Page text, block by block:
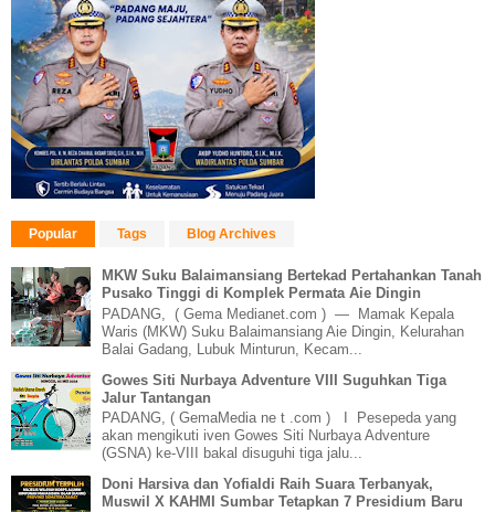
Popular Tags Blog Archives
MKW Suku Balaimansiang Bertekad Pertahankan Tanah
Pusako Tinggi di Komplek Permata Aie Dingin
PADANG, ( Gema Medianet.com ) — Mamak Kepala
Waris (MKW) Suku Balaimansiang Aie Dingin, Kelurahan
Balai Gadang, Lubuk Minturun, Kecam...
Gowes Siti Nurbaya Adventure VIII Suguhkan Tiga
Jalur Tantangan
PADANG, ( GemaMedia ne t .com ) I Pesepeda yang
akan mengikuti iven Gowes Siti Nurbaya Adventure
(GSNA) ke-VIII bakal disuguhi tiga jalu...
Doni Harsiva dan Yofialdi Raih Suara Terbanyak,
Muswil X KAHMI Sumbar Tetapkan 7 Presidium Baru